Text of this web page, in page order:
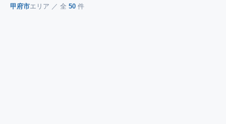
甲府市エリア ／ 全 50 件